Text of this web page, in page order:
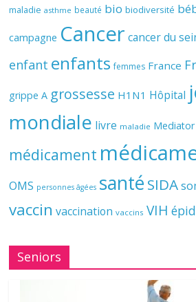
maladie asthme beauté bio biodiversité
campagne Cancer cancer du
enfant enfants femmes France
grippe A grossesse H1N1 Hôpital
mondiale livre maladie Mediator
médicament
OMS personnes âgées santé SIDA
vaccin vaccination vaccins VIH
Seniors